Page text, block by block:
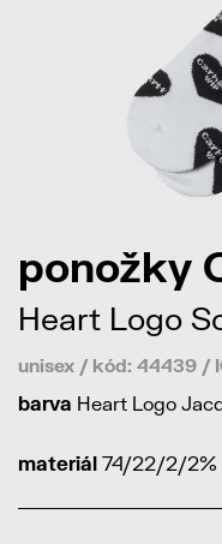
ponožky
Heart Logo
unisex / kód: 44439 /
barva Heart Logo
materiál 74/22/2/2%